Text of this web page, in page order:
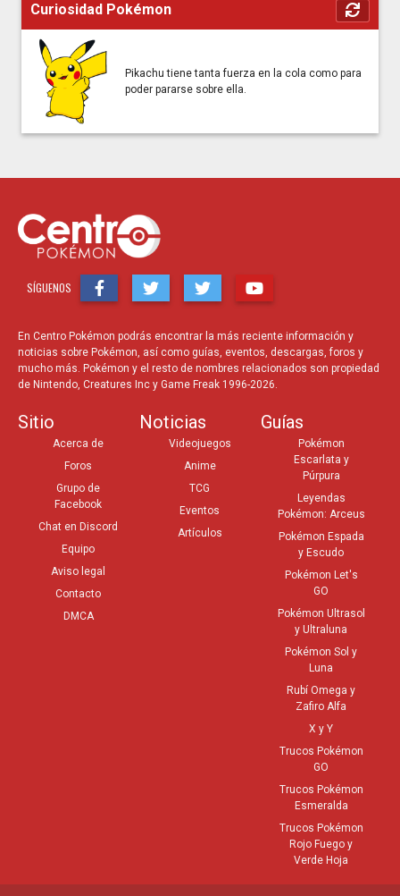
Curiosidad Pokémon
Pikachu tiene tanta fuerza en la cola como para
poder pararse sobre ella.
SÍGUENOS
En Centro Pokémon podrás encontrar la más reciente información y
noticias sobre Pokémon, así como guías, eventos, descargas, foros y
mucho más. Pokémon y el resto de nombres relacionados son propiedad
de Nintendo, Creatures Inc y Game Freak 1996-2026.
Sitio
Acerca de
Foros
Grupo de
Facebook
Chat en Discord
Equipo
Aviso legal
Contacto
DMCA
Noticias
Videojuegos
Anime
TCG
Eventos
Artículos
Guías
Pokémon
Escarlata y
Púrpura
Leyendas
Pokémon: Arceus
Pokémon Espada
y Escudo
Pokémon Let's
GO
Pokémon Ultrasol
y Ultraluna
Pokémon Sol y
Luna
Rubí Omega y
Zafiro Alfa
X y Y
Trucos Pokémon
GO
Trucos Pokémon
Esmeralda
Trucos Pokémon
Rojo Fuego y
Verde Hoja